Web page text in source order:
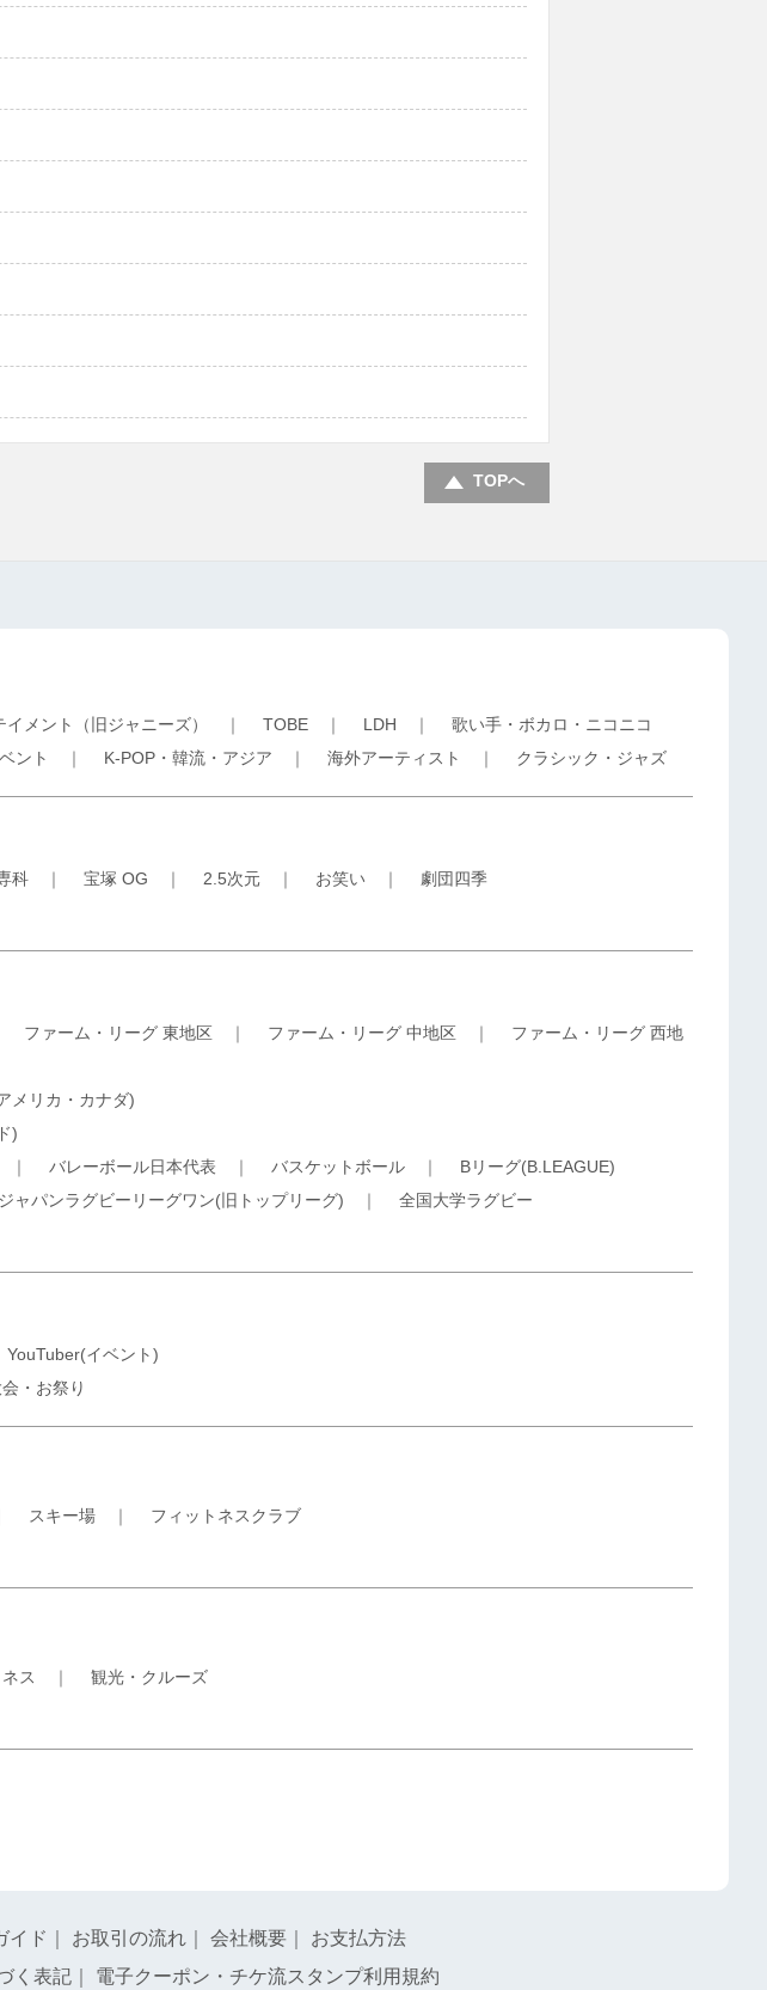
TOPへ
メント（旧ジャニーズ） ｜ TOBE ｜ LDH ｜ 歌い手・ボカロ・ニコニコ
ント ｜ K-POP・韓流・アジア ｜ 海外アーティスト ｜ クラシック・ジャズ
科 ｜ 宝塚 OG ｜ 2.5次元 ｜ お笑い ｜ 劇団四季
ファーム・リーグ 東地区 ｜ ファーム・リーグ 中地区 ｜ ファーム・リーグ 西地
メリカ・カナダ)
)
｜ バレーボール日本代表 ｜ バスケットボール ｜ Bリーグ(B.LEAGUE)
ジャパンラグビーリーグワン(旧トップリーグ) ｜ 全国大学ラグビー
YouTuber(イベント)
・お祭り
スキー場 ｜ フィットネスクラブ
ス ｜ 観光・クルーズ
イド お取引の流れ 会社概要
お支払方法
く表記 電子クーポン・チケ流スタンプ利用規約